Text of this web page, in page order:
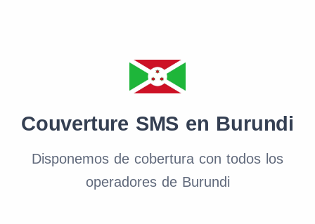
Couverture SMS en Burundi
Disponemos de cobertura con todos los
operadores de Burundi